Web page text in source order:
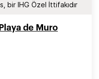
bir IHG Özel İttifakıdır
de Muro